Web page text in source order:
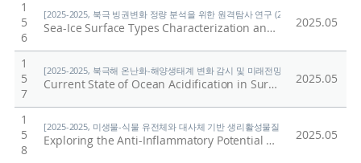
1
5
6
[2025-2025, 북극 빙권변화 정량 분석을 위한 원격탐사 연구 (25-25) / 김현철]
Sea-Ice Surface Types Characterization and SAR Volume Backscattering Properties in Response to Sea States Interactions Using Structural Feature Fusion 2025.05
1
5
7
[2025-2025, 북극해 온난화-해양생태계 변화 감시 및 미래전망 연구 (25-25) / 양은
Current State of Ocean Acidification in Surface Waters of the Western Arctic Ocean from 2020 to 2022 2025.05
1
5
8
[2025-2025, 미생물-식물 유전체와 대사체 기반 생리활성물질 개발 및 식물 회복
Exploring the Anti-Inflammatory Potential of a Steroidfrom Antarctic Lichen Umbilicaria antarctica(L.)Ach.: In Vitro, In Vivo Zebra fish Assay, and In Silico Studies 2025.05